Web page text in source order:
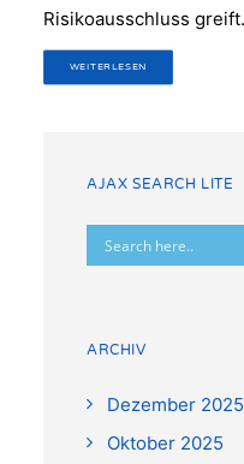
Risikoausschluss greift.
WEITERLESEN
AJAX SEARCH LITE
ARCHIV
Dezember 2025
Oktober 2025